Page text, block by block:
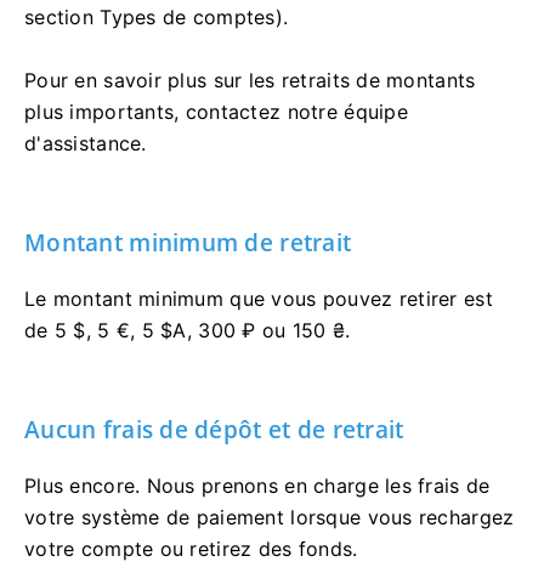
section Types de comptes).
Pour en savoir plus sur les retraits de montants
plus importants, contactez notre équipe
d'assistance.
Montant minimum de retrait
Le montant minimum que vous pouvez retirer est
de 5 $, 5 €, 5 $A, 300 ₽ ou 150 ₴.
Aucun frais de dépôt et de retrait
Plus encore. Nous prenons en charge les frais de
votre système de paiement lorsque vous rechargez
votre compte ou retirez des fonds.